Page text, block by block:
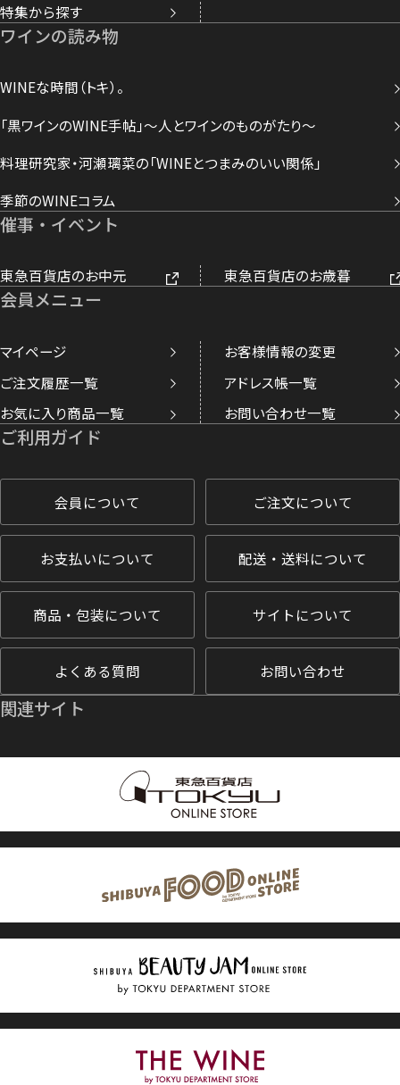
特集から探す
ワインの読み物
WINEな時間（トキ）。
「黒ワインのWINE手帖」～人とワインのものがたり～
料理研究家・河瀬璃菜の「WINEとつまみのいい関係」
季節のWINEコラム
催事・イベント
東急百貨店のお中元 東急百貨店のお歳暮
会員メニュー
マイページ
お客様情報の変更
ご注文履歴一覧
アドレス帳一覧
お気に入り商品一覧
お問い合わせ一覧
ご利用ガイド
会員について ご注文について
お支払いについて 配送・送料について
商品・包装について サイトについて
よくある質問 お問い合わせ
関連サイト